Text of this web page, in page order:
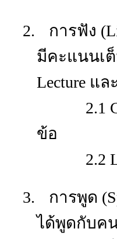
2. การฟัง (
มีคะแนนเ
Lecture แล
2.1
ข้อ
2.2
3. การพูด (
ได้พูดกับคน